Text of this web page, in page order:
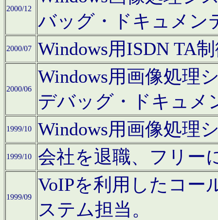
2000/12
バッグ・ドキュメン
2000/07 Windows用ISDN TA
2000/06
Windows用画像処理
デバッグ・ドキュメ
1999/10 Windows用画像処理
1999/10 会社を退職、フリー
1999/09
VoIPを利用したコー
ステム担当。